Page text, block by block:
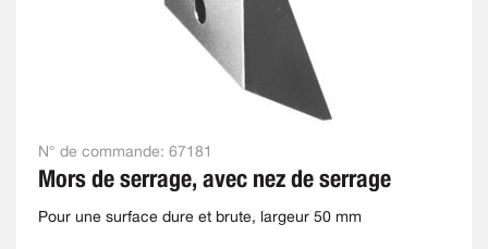
N° de commande: 67181
Mors de serrage, avec nez de serrage
Pour une surface dure et brute, largeur 50 mm